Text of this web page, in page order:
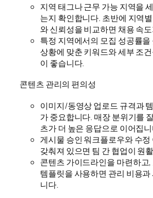
지역 태그나 근무 가능 지역을
는지 확인합니다. 초반에 지역
와 신뢰성을 비교하면 채용 속
특정 지역에서의 모집 성공률을
상황에 맞춘 키워드와 세부 조
이 좋습니다.
콘텐츠 관리의 편의성
이미지/동영상 업로드 규격과
가 중요합니다. 매장 분위기를
츠가 더 높은 응답으로 이어집
게시물 승인 워크플로우와 수
갖춰져 있으면 팀 간 협업이 원
콘텐츠 가이드라인을 마련하고
템플릿을 사용하면 관리 비용과
니다.